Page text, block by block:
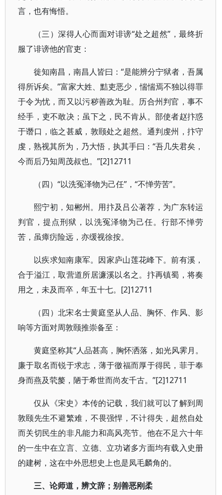
言，也有悔悟。
（三）深得人心而面对诽谤“处之超然”，最终折
服了诽谤他的官吏：
徙知南昌，南昌人皆曰：“是能辨分宁狱者，吾属
得所诉矣。”富家大姓、黠吏恶少，惴惴焉不独以得罪
于令为忧，而又以污秽善政为耻。历合州判官，事不
经手，吏不敢决；虽下之，民不肯从。部使者赵抃惑
于谮口，临之甚威，敦颐处之超然。通判虔州，抃守
虔，熟视其所为，乃大悟，执其手曰：“吾几失君矣，
今而后乃知周茂叔也。”[2]12711
（四）“以洗冤泽物为己任”，“不惮劳苦”。
熙宁初，知郴州。用抃及吕公著荐，为广东转运
判官，提点刑狱，以洗冤泽物为己任。行部不惮劳
苦，虽瘴疠险远，亦缓视徐按。
以疾求知南康军。因家庐山莲花峰下。前有溪，
合于溢江，取营道所居濂溪以名之。抃再镇蜀，将奏
用之，未及而卒，年五十七。[2]12711
（四）北宋名士黄庭坚从人品、胸怀、作风、影
响等方面对周敦颐推崇备至：
黄庭坚称其“人品甚高，胸怀洒落，如光风霁月。
廉于取名而锐于求志，薄于徼福而厚于得民，菲于奉
身而燕及茕嫠，陋于希世而尚友千古。”[2]12711
仅从《宋史》本传的记载，我们就可以了解到周
敦颐先生不避繁难，不畏强悍，不计得失，超然自处
而关切民生的非凡能力和高风亮节。他在不足六十年
的一生中在立言、立德、立功诸多方面均有载入史册
的建树，这在中外思想史上也是凤毛麟角的。
三、论师道，辨文辞；别善恶刚柔